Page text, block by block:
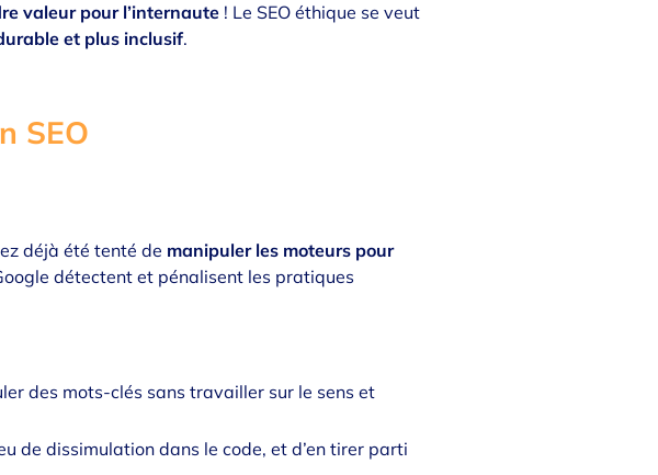
valeur pour l’internaute ! Le SEO éthique se veut
et plus inclusif.
SEO
déjà été tenté de manipuler les moteurs pour
détectent et pénalisent les pratiques
des mots-clés sans travailler sur le sens et
de dissimulation dans le code, et d’en tirer parti